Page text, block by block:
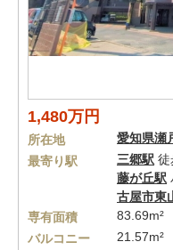
1,480万円
所在地 愛知県瀬
最寄り駅
三郷駅 徒
藤が丘駅
古屋市東
専有面積
83.69m²
バルコニー
21.57m²